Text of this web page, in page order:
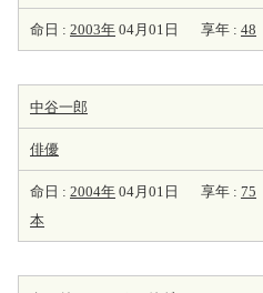
命日 : 2003年 04月01日 享年 : 48
中谷一郎
俳優
命日 : 2004年 04月01日 享年 : 75
本